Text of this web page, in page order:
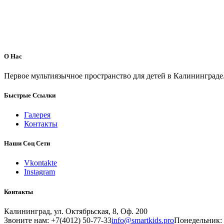
О Нас
Первое мультиязычное пространство для детей в Калининграде.
Быстрые Ссылки
Галерея
Контакты
Наши Соц Сети
Vkontakte
Instagram
Контакты
Калининград, ул. Октябрьская, 8, Оф. 200
Звоните нам: +7(4012) 50-77-33info@smartkids.pro